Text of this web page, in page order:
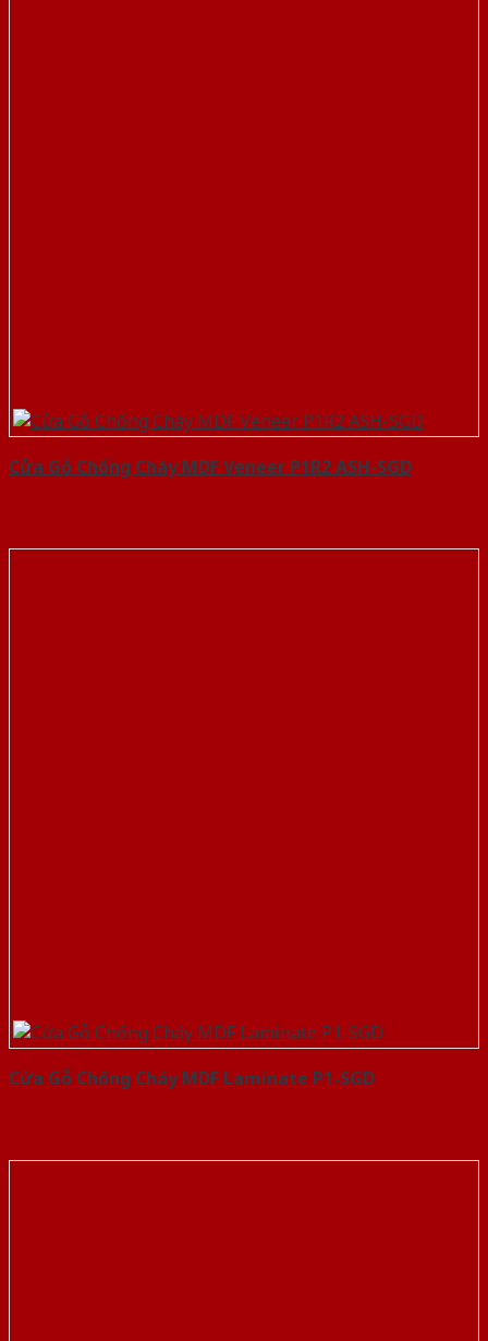
Cửa Gỗ Chống Cháy MDF Veneer P1R2 ASH-SGD
Cửa Gỗ Chống Cháy MDF Laminate P1-SGD